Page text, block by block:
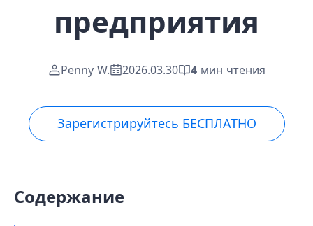
предприятия
Penny W. 2026.03.30 4 мин чтения
Зарегистрируйтесь БЕСПЛАТНО
Содержание